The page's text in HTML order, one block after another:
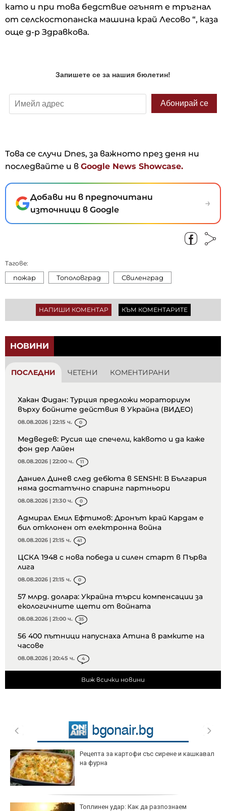
като и при това бедствие огънят е тръгнал
от селскостопанска машина край Лесово “, каза
още д-р Здравкова.
Това се случи Dnes, за важното през деня ни
последвайте и в Google News Showcase.
Добави ни в предпочитани
източници в Google
→
Тагове:
пожар Тополовград Свиленград
НАПИШИ КОМЕНТАР КЪМ КОМЕНТАРИТЕ
НОВИНИ
ПОСЛЕДНИ ЧЕТЕНИ КОМЕНТИРАНИ
Хакан Фидан: Турция предложи мораториум
върху бойните действия в Украйна (ВИДЕО)
08.08.2026 | 22:15 ч. 0
Медведев: Русия ще спечели, каквото и да каже
фон дер Лайен
08.08.2026 | 22:00 ч. 11
Даниел Динев след дебюта в SENSHI: В България
няма достатъчно спаринг партньори
08.08.2026 | 21:30 ч. 0
Адмирал Емил Ефтимов: Дронът край Кардам е
бил отклонен от електронна война
08.08.2026 | 21:15 ч. 41
ЦСКА 1948 с нова победа и силен старт в Първа
лига
08.08.2026 | 21:15 ч. 0
57 млрд. долара: Украйна търси компенсации за
екологичните щети от войната
08.08.2026 | 21:00 ч. 35
56 400 пътници напуснаха Атина в рамките на
часове
08.08.2026 | 20:45 ч. 4
Виж всички новини
Рецепта за картофи със сирене и кашкавал
на фурна
Топлинен удар: Как да разпознаем